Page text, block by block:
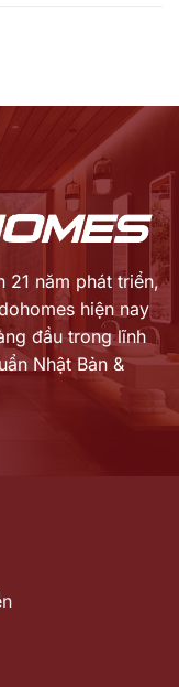
21 năm phát triển,
hiện nay
đầu trong lĩnh
Nhật Bản &